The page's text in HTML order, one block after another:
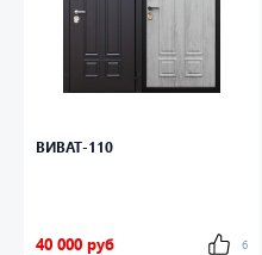
Защитные элементы
Врезная броненакладка
ВИВАТ-110
40 000 руб 6